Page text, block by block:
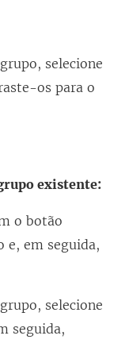
selecione
os para o
existente:
o botão
e, em seguida,
selecione
seguida,